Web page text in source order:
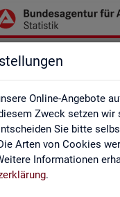
Online-Angebote
Zweck setzen wir
Sie bitte
Arten von Cookies
Informationen
.